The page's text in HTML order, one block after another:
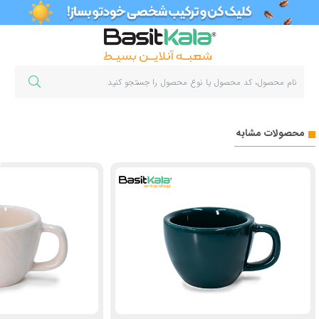
محصولات مشابه